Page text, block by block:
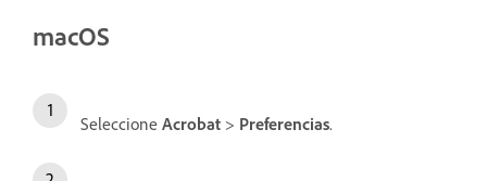
macOS
Seleccione Acrobat > Preferencias.